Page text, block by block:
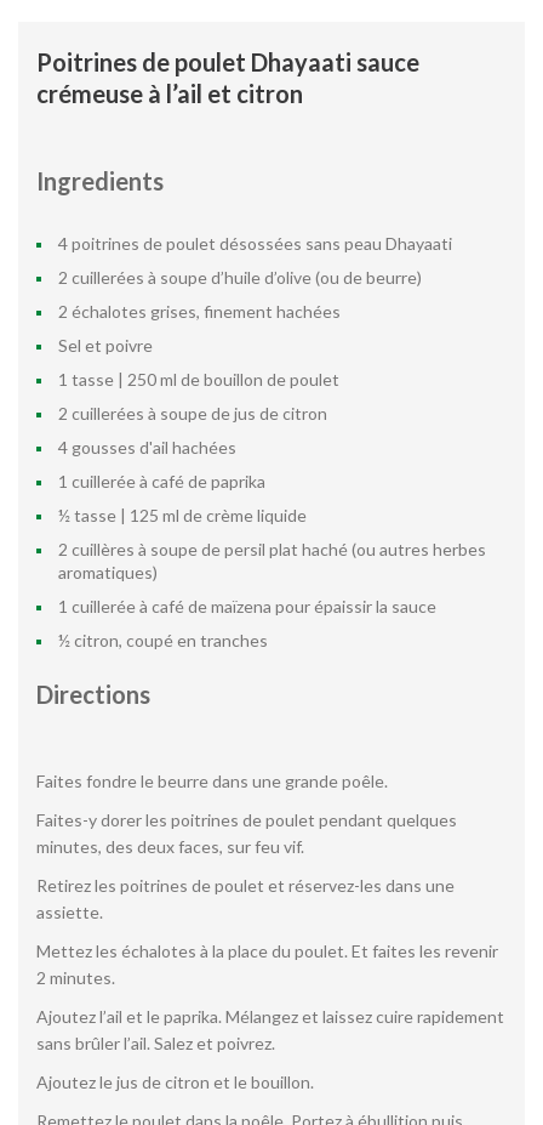
Poitrines de poulet Dhayaati sauce
crémeuse à l’ail et citron
Ingredients
4 poitrines de poulet désossées sans peau Dhayaati
2 cuillerées à soupe d’huile d’olive (ou de beurre)
2 échalotes grises, finement hachées
Sel et poivre
1 tasse | 250 ml de bouillon de poulet
2 cuillerées à soupe de jus de citron
4 gousses d'ail hachées
1 cuillerée à café de paprika
½ tasse | 125 ml de crème liquide
2 cuillères à soupe de persil plat haché (ou autres herbes
aromatiques)
1 cuillerée à café de maïzena pour épaissir la sauce
½ citron, coupé en tranches
Directions
Faites fondre le beurre dans une grande poêle.
Faites-y dorer les poitrines de poulet pendant quelques
minutes, des deux faces, sur feu vif.
Retirez les poitrines de poulet et réservez-les dans une
assiette.
Mettez les échalotes à la place du poulet. Et faites les revenir
2 minutes.
Ajoutez l’ail et le paprika. Mélangez et laissez cuire rapidement
sans brûler l’ail. Salez et poivrez.
Ajoutez le jus de citron et le bouillon.
Remettez le poulet dans la poêle. Portez à ébullition puis